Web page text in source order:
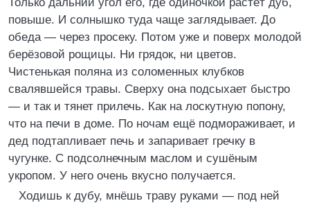
повыше. И солнышко туда чаще заглядывает. До
обеда — через просеку. Потом уже и поверх молодой
берёзовой рощицы. Ни грядок, ни цветов.
Чистенькая поляна из соломенных клубков
свалявшейся травы. Сверху она подсыхает быстро
— и так и тянет прилечь. Как на лоскутную попону,
что на печи в доме. По ночам ещё подмораживает, и
дед подтапливает печь и запаривает гречку в
чугунке. С подсолнечным маслом и сушёным
укропом. У него очень вкусно получается.
Ходишь к дубу, мнёшь траву руками — под ней